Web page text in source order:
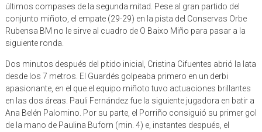
últimos compases de la segunda mitad. Pese al gran partido del
conjunto miñoto, el empate (29-29) en la pista del Conservas Orbe
Rubensa BM no le sirve al cuadro de O Baixo Miño para pasar a la
siguiente ronda.
Dos minutos después del pitido inicial, Cristina Cifuentes abrió la lata
desde los 7 metros. El Guardés golpeaba primero en un derbi
apasionante, en el que el equipo miñoto tuvo actuaciones brillantes
en las dos áreas. Pauli Fernández fue la siguiente jugadora en batir a
Ana Belén Palomino. Por su parte, el Porriño consiguió su primer gol
de la mano de Paulina Buforn (min. 4) e, instantes después, el